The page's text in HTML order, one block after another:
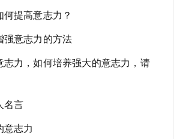
提高意志力？
强意志力的方法
志力，如何培养强大的意志力，请
名言
意志力